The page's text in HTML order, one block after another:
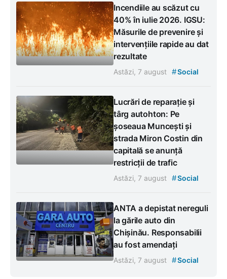
Incendiile au scăzut cu
40% în iulie 2026. IGSU:
Măsurile de prevenire și
intervențiile rapide au dat
rezultate
Astăzi, 7 august #Social
Lucrări de reparație și
târg autohton: Pe
șoseaua Muncești și
strada Miron Costin din
capitală se anunță
restricții de trafic
Astăzi, 7 august #Social
ANTA a depistat nereguli
la gările auto din
Chișinău. Responsabilii
au fost amendați
Astăzi, 7 august #Social